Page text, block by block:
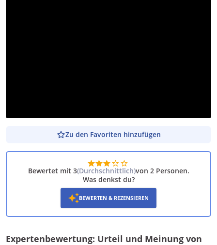
SPIEL DEMOZu den Favoriten hinzufügen
Bewertet mit 3(Durchschnittlich)von 2 Personen.
Was denkst du?
BEWERTEN & REZENSIEREN
Expertenbewertung: Urteil und Meinung von